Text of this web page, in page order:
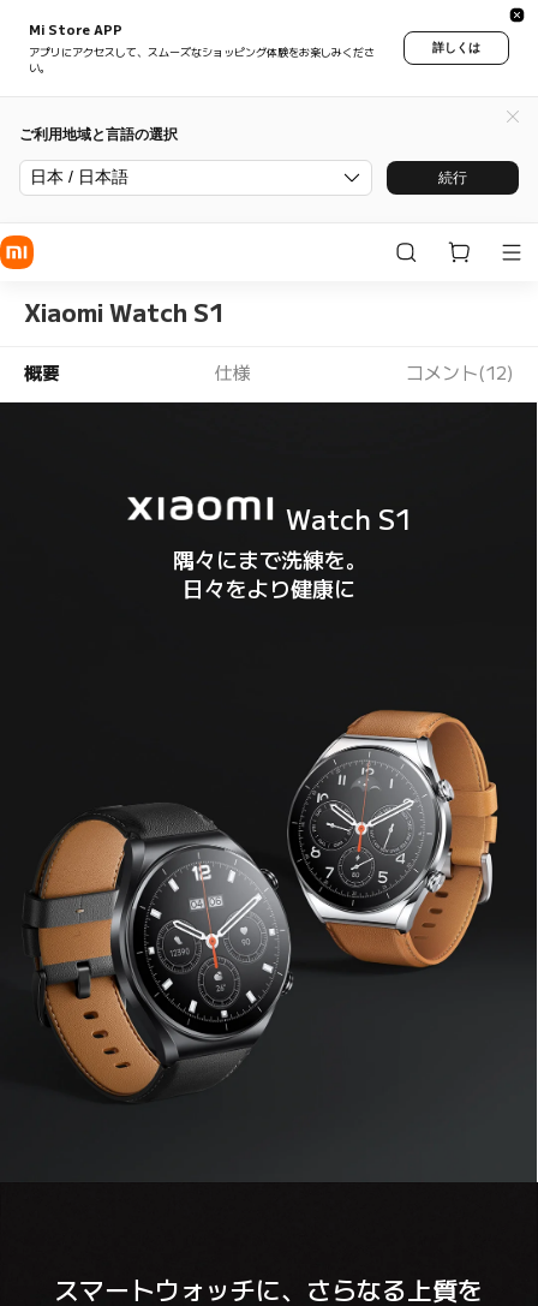
Mi Store APP
アプリにアクセスして、スムーズなショッピング体験をお楽しみくださ
い。
詳しくは
ご利用地域と言語の選択
日本 / 日本語 続行
Xiaomi Watch S1
概要 仕様 コメント(12)
Watch S1
隅々にまで洗練を。
日々をより健康に
スマートウォッチに、さらなる上質を